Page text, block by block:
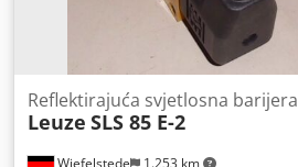
Reflektirajuća svjetlosna barijera
Leuze SLS 85 E-2